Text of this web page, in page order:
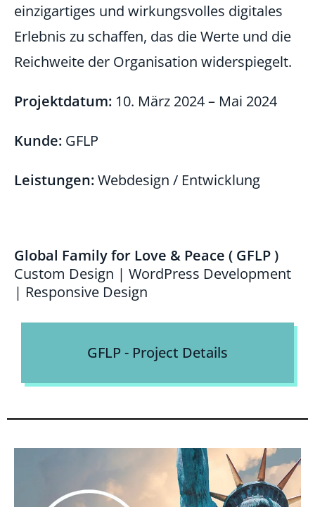
einzigartiges und wirkungsvolles digitales
Erlebnis zu schaffen, das die Werte und die
Reichweite der Organisation widerspiegelt.
Projektdatum: 10. März 2024 – Mai 2024
Kunde: GFLP
Leistungen:Webdesign / Entwicklung
Global Family for Love & Peace ( GFLP )
Custom Design | WordPress Development
| Responsive Design
GFLP - Project Details